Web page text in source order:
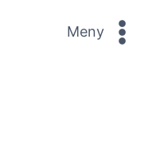
Meny